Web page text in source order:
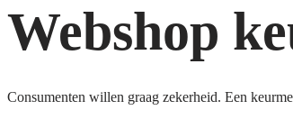
Webshop
Consumenten willen graag zekerheid. Een